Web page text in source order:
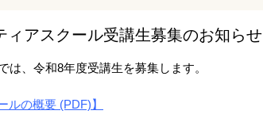
アスクール受講生募集のお知らせ
、令和8年度受講生を募集します。
ルの概要 (PDF)】